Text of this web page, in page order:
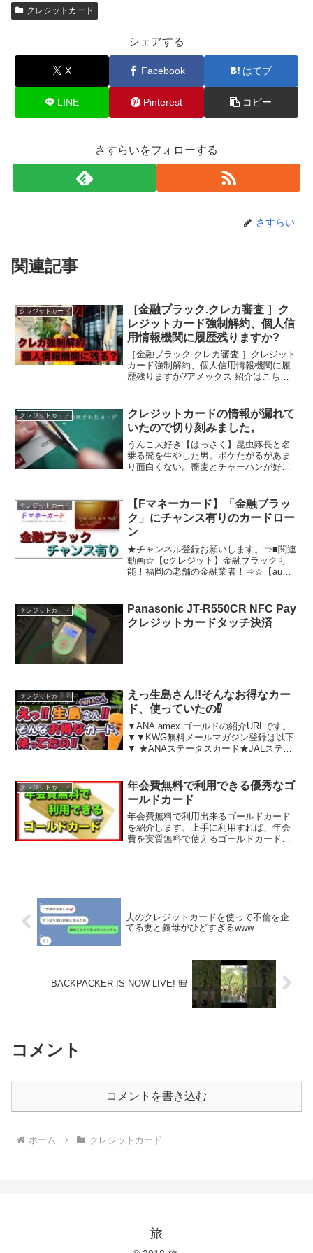
クレジットカード
シェアする
X Facebook はてブ
LINE Pinterest コピー
さすらいをフォローする
さすらい
関連記事
クレジットカード
［金融ブラック.クレカ審査 ］ク
レジットカード強制解約、個人信
用情報機関に履歴残りますか?
［金融ブラック.クレカ審査 ］クレジット
カード強制解約、個人信用情報機関に履
歴残りますか?アメックス 紹介はこちら
クレジットカード
クレジットカードの情報が漏れて
いたので切り刻みました。
うんこ大好き【はっさく】昆虫隊長と名
乗る髭を生やした男。ボケたがるがあま
り面白くない。蕎麦とチャーハンが好
言われている。鳥に詳しい。▼はっさく
のTwitter▼はっさく...
クレジットカード
【Fマネーカード】「金融ブラッ
ク」にチャンス有りのカードロー
ン
★チャンネル登録お願いします。⇒■関連
動画☆【eクレジット】金融ブラック可
能！福岡の老舗の金融業者！⇒☆【au
ィなら車をローンで購入出来ます！
⇒☆【キャッシングア...
クレジットカード
Panasonic JT-R550CR NFC Pay
クレジットカードタッチ決済
クレジットカード
えっ生島さん!!そんなお得なカー
ド、使っていたの⁉
▼ANA amex ゴールドの紹介URLです。
▼▼KWG無料メールマガジン登録は以下
▼ ★ANAステータスカード★JALステー
あなたは損してます。一度のマイルで二
か所...
クレジットカード
年会費無料で利用できる優秀なゴ
ールドカード
年会費無料で利用出来るゴールドカード
を紹介します。上手に利用すれば、年会
費を実質無料で使えるゴールドカードも
夫のクレジットカードを使って不倫を企
てる妻と義母がひどすぎるwww
BACKPACKER IS NOW LIVE! 🎒
コメント
コメントを書き込む
ホーム クレジットカード
旅